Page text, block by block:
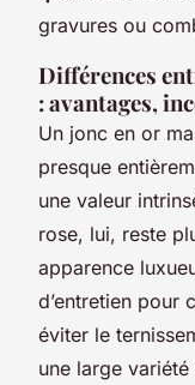
gravures ou
Différences
: avantages,
Un jonc en or
presque
une valeur
rose, lui, reste
apparence
d’entretien pour
éviter le
une large